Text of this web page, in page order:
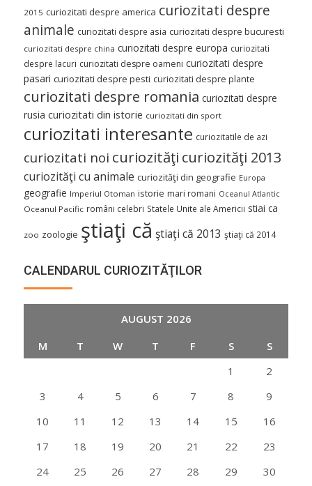
2015 curiozitati despre america curiozitati despre
animale curiozitati despre asia curiozitati despre bucuresti
curiozitati despre china curiozitati despre europa curiozitati
despre lacuri curiozitati despre oameni curiozitati despre
pasari curiozitati despre pesti curiozitati despre plante
curiozitati despre romania curiozitati despre
rusia curiozitati din istorie curiozitati din sport
curiozitati interesante curiozitatile de azi
curiozitati noi curiozităţi curiozităţi 2013
curiozităţi cu animale curiozităţi din geografie Europa
geografie Imperiul Otoman istorie mari romani Oceanul Atlantic
Oceanul Pacific români celebri Statele Unite ale Americii stiai ca
zoo zoologie ştiaţi că ştiaţi că 2013 ştiaţi că 2014
CALENDARUL CURIOZITĂŢILOR
AUGUST 2026
M
T W T F S
S
1
2
3
4 5 6 7 8
9
10
11 12 13 14 15
16
17
18 19 20 21 22
23
24
25 26 27 28 29 30